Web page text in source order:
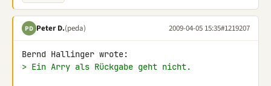
PD Peter D.(peda) 2009-04-05 15:35#1219207
> Ein Arry als Rückgabe geht nicht.